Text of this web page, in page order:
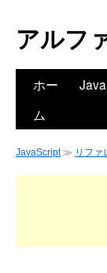
アルフ
ホー
ム
JavaScript≫ リファ